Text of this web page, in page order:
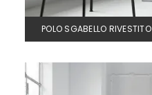
POLO SGABELLO RIVESTITO